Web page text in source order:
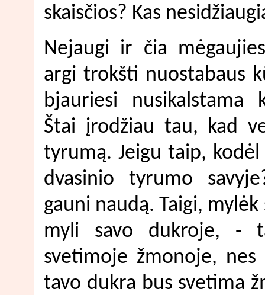
skaisčios? Kas
Nejaugi ir čia
argi trokšti nuostabaus
bjauriesi nusikalstama
Štai įrodžiau tau, kad
tyrumą. Jeigu taip,
dvasinio tyrumo
gauni naudą. Taigi,
myli savo dukroje, -
svetimoje žmonoje,
tavo dukra bus svetima